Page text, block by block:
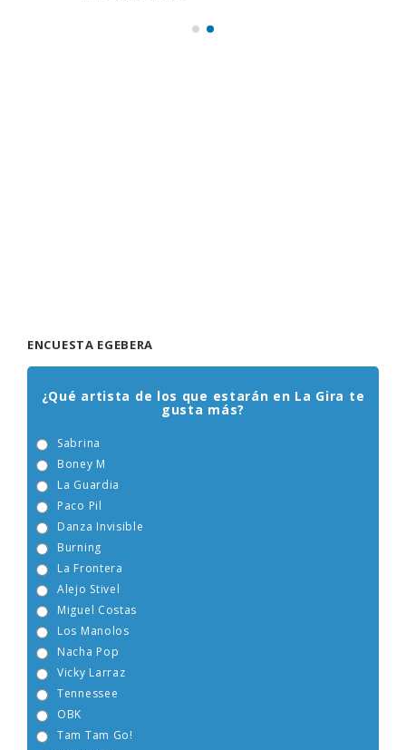
ENCUESTA EGEBERA
¿Qué artista de los que estarán en La Gira te
gusta más?
Sabrina
Boney M
La Guardia
Paco Pil
Danza Invisible
Burning
La Frontera
Alejo Stivel
Miguel Costas
Los Manolos
Nacha Pop
Vicky Larraz
Tennessee
OBK
Tam Tam Go!